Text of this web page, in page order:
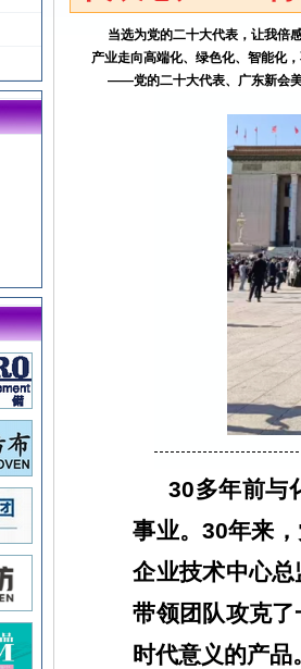
当选为党的二十大代表，让我倍
产业走向高端化、绿色化、智能化
——党的二十大代表、广东新会美
30多年前与
事业。30年来
企业技术中心
带领团队攻克
时代意义的产品